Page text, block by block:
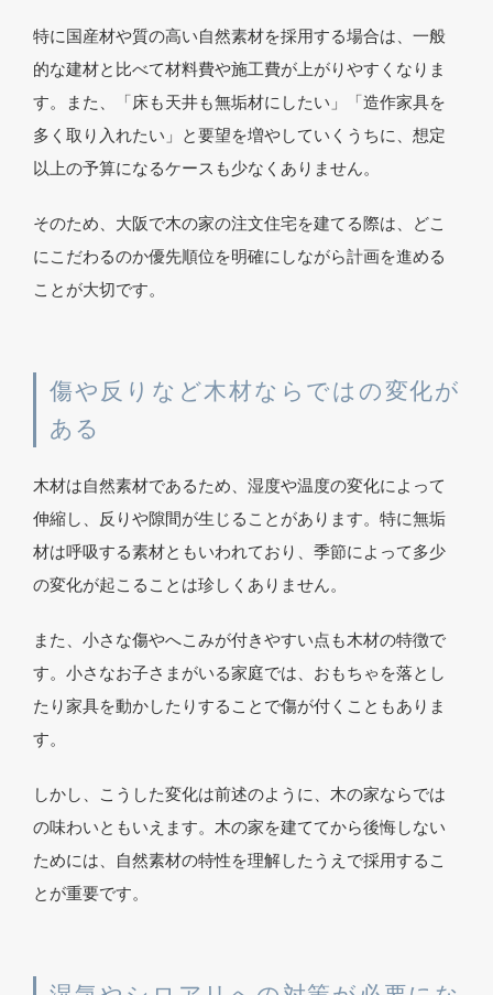
特に国産材や質の高い自然素材を採用する場合は、一般
的な建材と比べて材料費や施工費が上がりやすくなりま
す。また、「床も天井も無垢材にしたい」「造作家具を
多く取り入れたい」と要望を増やしていくうちに、想定
以上の予算になるケースも少なくありません。
そのため、大阪で木の家の注文住宅を建てる際は、どこ
にこだわるのか優先順位を明確にしながら計画を進める
ことが大切です。
傷や反りなど木材ならではの変化が
ある
木材は自然素材であるため、湿度や温度の変化によって
伸縮し、反りや隙間が生じることがあります。特に無垢
材は呼吸する素材ともいわれており、季節によって多少
の変化が起こることは珍しくありません。
また、小さな傷やへこみが付きやすい点も木材の特徴で
す。小さなお子さまがいる家庭では、おもちゃを落とし
たり家具を動かしたりすることで傷が付くこともありま
す。
しかし、こうした変化は前述のように、木の家ならでは
の味わいともいえます。木の家を建ててから後悔しない
ためには、自然素材の特性を理解したうえで採用するこ
とが重要です。